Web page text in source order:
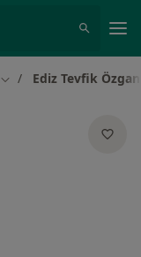
Şehir değiştir
Ediz Tevfik Özgan